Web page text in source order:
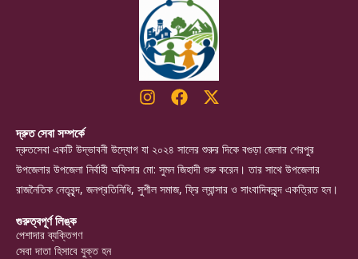
দ্রুত সেবা সম্পর্কে
দ্রুতসেবা একটি উদ্ভাবনী উদ্যোগ যা ২০২৪ সালের শুরুর দিকে বগুড়া জেলার শেরপুর
উপজেলার উপজেলা নির্বাহী অফিসার মো: সুমন জিহাদী শুরু করেন। তার সাথে উপজেলার
রাজনৈতিক নেতৃবৃন্দ, জনপ্রতিনিধি, সুশীল সমাজ, ফ্রি ল্যান্সার ও সাংবাদিকবৃন্দ একত্রিত হন।
গুরুত্বপূর্ণ লিঙ্ক
পেশাদার ব্যক্তিগণ
সেবা দাতা হিসাবে যুক্ত হন